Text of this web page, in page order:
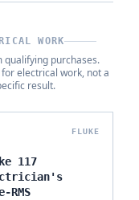
WORK
qualifying purchases.
electrical work, not a
result.
FLUKE
117
RMS